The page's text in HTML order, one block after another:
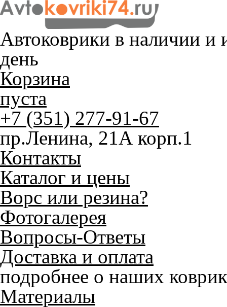
Автоковрики в наличии и
день
Корзина
пуста
+7 (351) 277-91-67
пр.Ленина, 21А корп.1
Контакты
Каталог и цены
Ворс или резина?
Фотогалерея
Вопросы-Ответы
Доставка и оплата
подробнее о наших
Материалы